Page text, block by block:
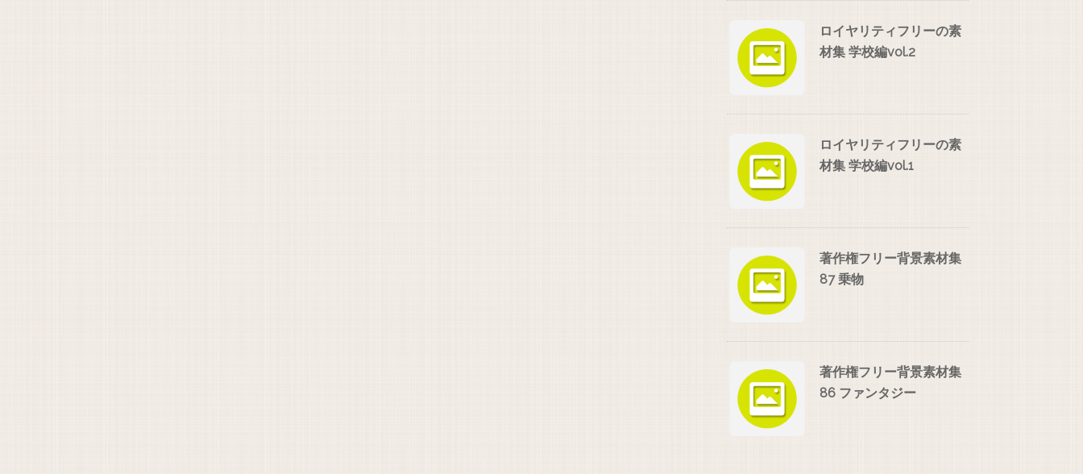
ロイヤリティフリーの素
材集 学校編vol.2
ロイヤリティフリーの素
材集 学校編vol.1
著作権フリー背景素材集
87 乗物
著作権フリー背景素材集
86 ファンタジー